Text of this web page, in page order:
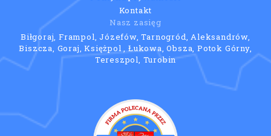
Kontakt
Nasz zasięg
Biłgoraj, Frampol, Józefów, Tarnogród, Aleksandrów,
Biszcza, Goraj, Księżpol , Łukowa, Obsza, Potok Górny,
Tereszpol, Turobin